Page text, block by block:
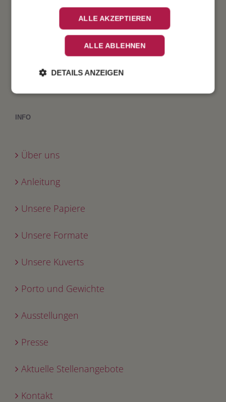
INFO
Über uns
Anleitung
Unsere Papiere
Unsere Formate
Unsere Kuverts
Porto und Gewichte
Ausstellungen
Presse
Aktuelle Stellenangebote
Kontakt
ALLE AKZEPTIEREN
ALLE ABLEHNEN
DETAILS ANZEIGEN